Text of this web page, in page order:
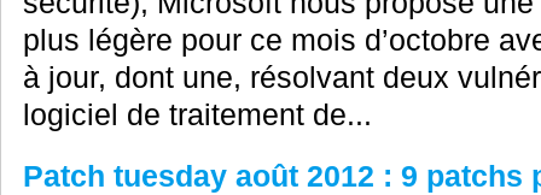
plus légère pour ce mois d’octobre
à jour, dont une, résolvant deux
logiciel de traitement de...
Patch tuesday août 2012 : 9 patchs